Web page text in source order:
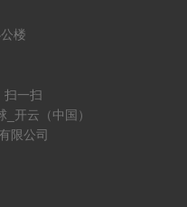
楼
扫一扫
_开云（中国）
限公司